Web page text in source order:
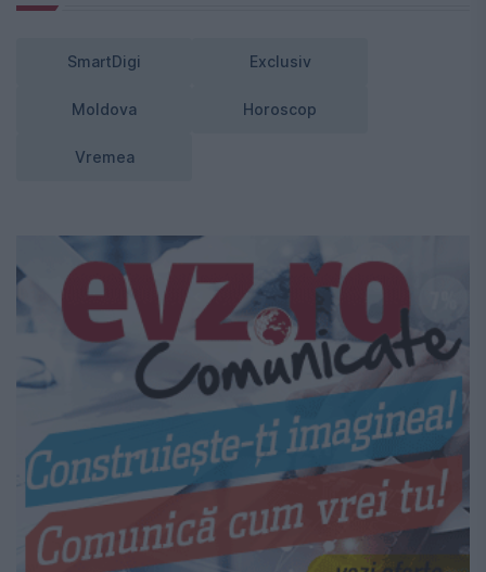
SmartDigi Exclusiv
Moldova Horoscop
Vremea